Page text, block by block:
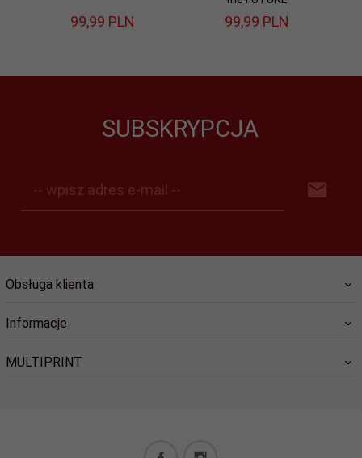
99,99 PLN 99,99 PLN
SUBSKRYPCJA
-- wpisz adres e-mail --
Obsługa klienta
Informacje
MULTIPRINT